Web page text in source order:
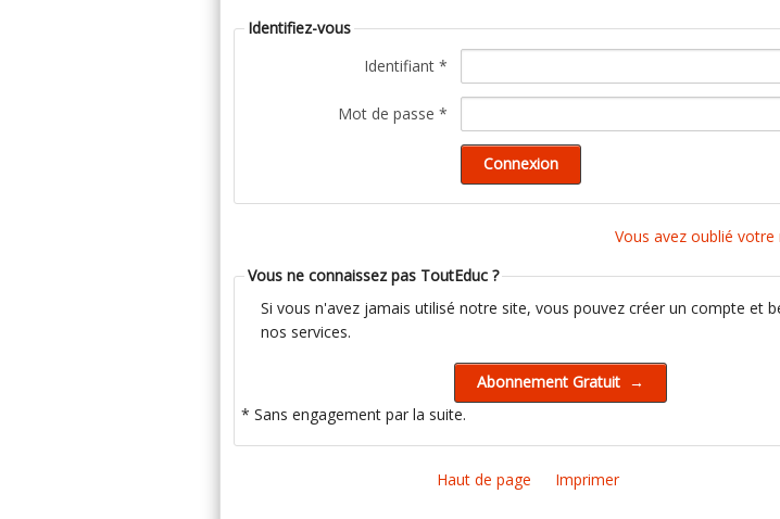
Identifiez-vous
Identifiant *
Mot de passe *
Vous avez oublié
Vous ne connaissez pas ToutEduc ?
Si vous n'avez jamais utilisé notre site, vous pouvez créer un compte et
nos services.
* Sans engagement par la suite.
Haut de page Imprimer